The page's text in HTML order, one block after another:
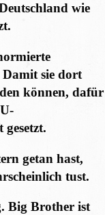
wie
Damit sie dort
können, dafür
getan hast,
tust.
Big Brother ist